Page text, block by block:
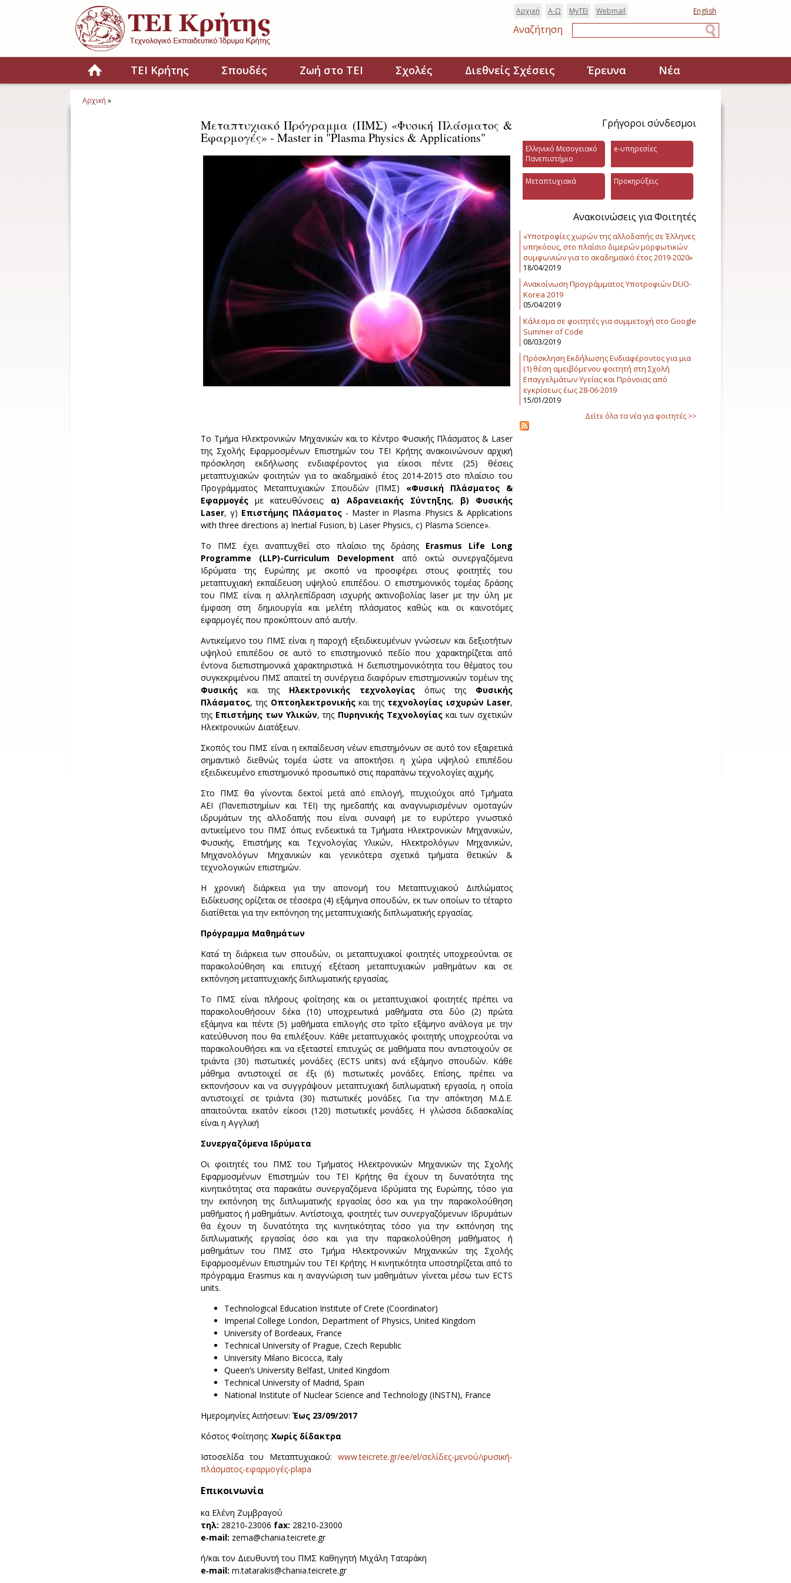
Παράκαμψη προς το κυρίως περιεχόμενο
English
Webmail
MyTEI
Α-Ω
Αρχική
Αναζήτηση
HomeΤΕΙ Κρήτης Σπουδές Ζωή στο ΤΕΙ Σχολές Διεθνείς Σχέσεις Έρευνα Νέα
Αρχική »
Μεταπτυχιακό Πρόγραμμα (ΠΜΣ) «Φυσική Πλάσματος &
Εφαρμογές» - Master in "Plasma Physics & Applications"
Το Τμήμα Ηλεκτρονικών Μηχανικών και το Κέντρο Φυσικής Πλάσματος & Laser
της Σχολής Εφαρμοσμένων Επιστημών του ΤΕΙ Κρήτης ανακοινώνουν αρχική
πρόσκληση εκδήλωσης ενδιαφέροντος για είκοσι πέντε (25) θέσεις
μεταπτυχιακών φοιτητών για το ακαδημαϊκό έτος 2014-2015 στο πλαίσιο του
Προγράμματος Μεταπτυχιακών Σπουδών (ΠΜΣ) «Φυσική Πλάσματος &
Εφαρμογές με κατευθύνσεις: α) Αδρανειακής Σύντηξης, β) Φυσικής
Laser, γ) Επιστήμης Πλάσματος- Master in Plasma Physics & Applications
with three directions a) Inertial Fusion, b) Laser Physics, c) Plasma Science».
Το ΠΜΣ έχει αναπτυχθεί στο πλαίσιο της δράσης Erasmus Life Long
Programme (LLP)-Curriculum Development από οκτώ συνεργαζόμενα
Ιδρύματα της Ευρώπης με σκοπό να προσφέρει στους φοιτητές του
μεταπτυχιακή εκπαίδευση υψηλού επιπέδου. Ο επιστημονικός τομέας δράσης
του ΠΜΣ είναι η αλληλεπίδραση ισχυρής ακτινοβολίας laser με την ύλη με
έμφαση στη δημιουργία και μελέτη πλάσματος καθώς και οι καινοτόμες
εφαρμογές που προκύπτουν από αυτήν.
Αντικείμενο του ΠΜΣ είναι η παροχή εξειδικευμένων γνώσεων και δεξιοτήτων
υψηλού επιπέδου σε αυτό το επιστημονικό πεδίο που χαρακτηρίζεται από
έντονα διεπιστημονικά χαρακτηριστικά. Η διεπιστημονικότητα του θέματος του
συγκεκριμένου ΠΜΣ απαιτεί τη συνέργεια διαφόρων επιστημονικών τομέων της
Φυσικής και της Ηλεκτρονικής τεχνολογίας όπως της Φυσικής
Πλάσματος, της Οπτοηλεκτρονικήςκαι της τεχνολογίας ισχυρών Laser,
της Επιστήμης των Υλικών, της Πυρηνικής Τεχνολογίαςκαι των σχετικών
Ηλεκτρονικών Διατάξεων.
Σκοπός του ΠΜΣ είναι η εκπαίδευση νέων επιστημόνων σε αυτό τον εξαιρετικά
σημαντικό διεθνώς τομέα ώστε να αποκτήσει η χώρα υψηλού επιπέδου
εξειδικευμένο επιστημονικό προσωπικό στις παραπάνω τεχνολογίες αιχμής.
Στο ΠΜΣ θα γίνονται δεκτοί μετά από επιλογή, πτυχιούχοι από Τμήματα
ΑΕΙ (Πανεπιστημίων και ΤΕΙ) της ημεδαπής και αναγνωρισμένων ομοταγών
ιδρυμάτων της αλλοδαπής που είναι συναφή με το ευρύτερο γνωστικό
αντικείμενο του ΠΜΣ όπως ενδεικτικά τα Τμήματα Ηλεκτρονικών Μηχανικών,
Φυσικής, Επιστήμης και Τεχνολογίας Υλικών, Ηλεκτρολόγων Μηχανικών,
Μηχανολόγων Μηχανικών και γενικότερα σχετικά τμήματα θετικών &
τεχνολογικών επιστημών.
Η χρονική διάρκεια για την απονομή του Μεταπτυχιακού Διπλώματος
Ειδίκευσης ορίζεται σε τέσσερα (4) εξάμηνα σπουδών, εκ των οποίων το τέταρτο
διατίθεται για την εκπόνηση της μεταπτυχιακής διπλωματικής εργασίας.
Πρόγραμμα Μαθημάτων
Κατά́ τη διάρκεια των σπουδών, οι μεταπτυχιακοί φοιτητές υποχρεούνται σε
παρακολούθηση και επιτυχή́ εξέταση μεταπτυχιακών μαθημάτων και σε
εκπόνηση μεταπτυχιακής διπλωματικής εργασίας.
Το ΠΜΣ είναι πλήρους φοίτησης και οι μεταπτυχιακοί φοιτητές πρέπει να
παρακολουθήσουν δέκα (10) υποχρεωτικά μαθήματα στα δύο (2) πρώτα
εξάμηνα και πέντε (5) μαθήματα επιλογής στο τρίτο εξάμηνο ανάλογα με την
κατεύθυνση που θα επιλέξουν. Κάθε μεταπτυχιακός φοιτητής υποχρεούται να
παρακολουθήσει και να εξεταστεί επιτυχώς σε μαθήματα που αντιστοιχούν σε
τριάντα (30) πιστωτικές μονάδες (ECTS units) ανά εξάμηνο σπουδών. Κάθε
μάθημα αντιστοιχεί σε έξι (6) πιστωτικές μονάδες. Επίσης, πρέπει να
εκπονήσουν και να συγγράψουν μεταπτυχιακή διπλωματική εργασία, η οποία
αντιστοιχεί σε τριάντα (30) πιστωτικές μονάδες. Για την απόκτηση Μ.Δ.Ε.
απαιτούνται εκατόν είκοσι (120) πιστωτικές μονάδες. Η γλώσσα διδασκαλίας
είναι η Aγγλική
Συνεργαζόμενα Ιδρύματα
Οι φοιτητές του ΠΜΣ του Τμήματος Ηλεκτρονικών Μηχανικών της Σχολής
Εφαρμοσμένων Επιστημών του ΤΕΙ Κρήτης θα έχουν τη δυνατότητα της
κινητικότητας στα παρακάτω συνεργαζόμενα Ιδρύματα της Ευρώπης, τόσο για
την εκπόνηση της διπλωματικής εργασίας όσο και για την παρακολούθηση
μαθήματος ή μαθημάτων. Αντίστοιχα, φοιτητές των συνεργαζόμενων Ιδρυμάτων
θα έχουν τη δυνατότητα της κινητικότητας τόσο για την εκπόνηση της
διπλωματικής εργασίας όσο και για την παρακολούθηση μαθήματος ή
μαθημάτων του ΠΜΣ στο Τμήμα Ηλεκτρονικών Μηχανικών της Σχολής
Εφαρμοσμένων Επιστημών του ΤΕΙ Κρήτης. Η κινητικότητα υποστηρίζεται από το
πρόγραμμα Erasmus και η αναγνώριση των μαθημάτων γίνεται μέσω των ECTS
units.
Technological Education Institute of Crete (Coordinator)
Imperial College London, Department of Physics, United Kingdom
University of Bordeaux, France
Technical University of Prague, Czech Republic
University Milano Bicocca, Italy
Queen’s University Belfast, United Kingdom
Technical University of Madrid, Spain
National Institute of Nuclear Science and Technology (INSTN), France
Ημερομηνίες Αιτήσεων: Έως 23/09/2017
Κόστος Φοίτησης: Χωρίς δίδακτρα
Ιστοσελίδα του Μεταπτυχιακού: www.teicrete.gr/ee/el/σελίδες-μενού/φυσική-
πλάσματος-εφαρμογές-plapa
Επικοινωνία
κα Ελένη Ζυμβραγού
τηλ: 28210‐23006 fax: 28210‐23000
e‐mail: zema@chania.teicrete.gr
ή/και τον Διευθυντή του ΠΜΣ Καθηγητή Μιχάλη Ταταράκη
e‐mail: m.tatarakis@chania.teicrete.gr
Γρήγοροι σύνδεσμοι
Ελληνικό Μεσογειακό
Πανεπιστήμιο
e-υπηρεσίες
Μεταπτυχιακά Προκηρύξεις
Ανακοινώσεις για Φοιτητές
«Υποτροφίες χωρών της αλλοδαπής σε Έλληνες
υπηκόους, στο πλαίσιο διμερών μορφωτικών
συμφωνιών για το ακαδημαϊκό έτος 2019-2020»
18/04/2019
Ανακοίνωση Προγράμματος Υποτροφιών DUO-
Korea 2019
05/04/2019
Κάλεσμα σε φοιτητές για συμμετοχή στο Google
Summer of Code
08/03/2019
Πρόσκληση Εκδήλωσης Ενδιαφέροντος για μια
(1) θέση αμειβόμενου φοιτητή στη Σχολή
Επαγγελμάτων Υγείας και Πρόνοιας από
εγκρίσεως έως 28-06-2019
15/01/2019
Δείτε όλα τα νέα για φοιτητές >>